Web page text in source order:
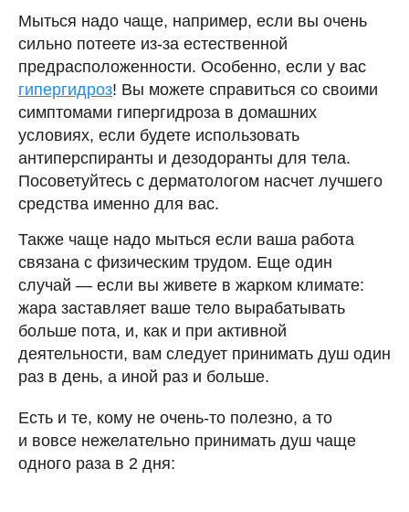
Мыться надо чаще, например, если вы очень
сильно потеете из-за естественной
предрасположенности. Особенно, если у вас
гипергидроз! Вы можете справиться со своими
симптомами гипергидроза в домашних
условиях, если будете использовать
антиперспиранты и дезодоранты для тела.
Посоветуйтесь с дерматологом насчет лучшего
средства именно для вас.
Также чаще надо мыться если ваша работа
связана с физическим трудом. Еще один
случай — если вы живете в жарком климате:
жара заставляет ваше тело вырабатывать
больше пота, и, как и при активной
деятельности, вам следует принимать душ один
раз в день, а иной раз и больше.
Есть и те, кому не очень-то полезно, а то
и вовсе нежелательно принимать душ чаще
одного раза в 2 дня: